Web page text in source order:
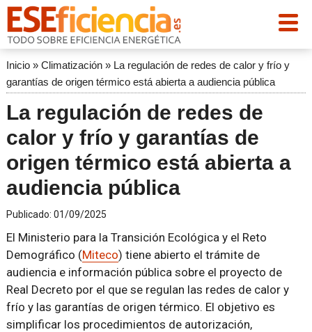
Inicio» Climatización» La regulación de redes de calor y frío y
garantías de origen térmico está abierta a audiencia pública
La regulación de redes de
calor y frío y garantías de
origen térmico está abierta a
audiencia pública
Publicado: 01/09/2025
El Ministerio para la Transición Ecológica y el Reto
Demográfico (Miteco) tiene abierto el trámite de
audiencia e información pública sobre el proyecto de
Real Decreto por el que se regulan las redes de calor y
frío y las garantías de origen térmico. El objetivo es
simplificar los procedimientos de autorización,